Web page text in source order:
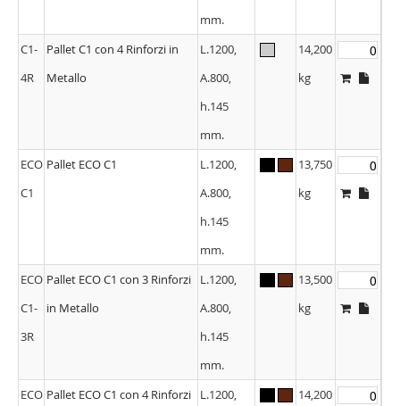
mm.
C1-
4R
Pallet C1 con 4 Rinforzi in
Metallo
L.1200,
A.800,
h.145
mm.
14,200
kg
ECO
C1
Pallet ECO C1
L.1200,
A.800,
h.145
mm.
13,750
kg
ECO
C1-
3R
Pallet ECO C1 con 3 Rinforzi
in Metallo
L.1200,
A.800,
h.145
mm.
13,500
kg
ECO Pallet ECO C1 con 4 Rinforzi
L.1200,
14,200